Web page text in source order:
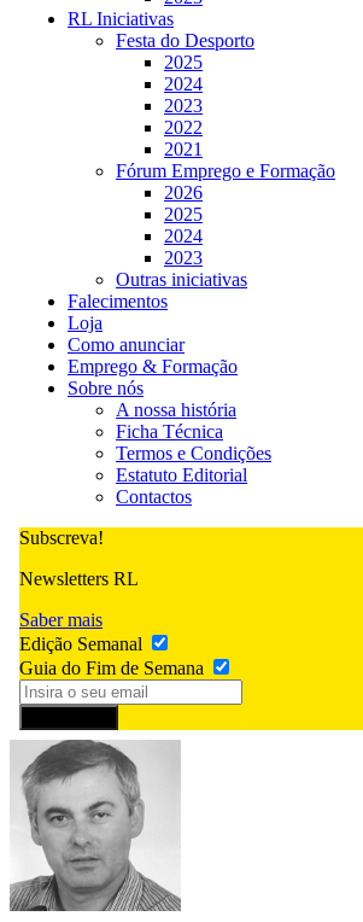
RL Iniciativas
Festa do Desporto
2025
2024
2023
2022
2021
Fórum Emprego e Formação
2026
2025
2024
2023
Outras iniciativas
Falecimentos
Loja
Como anunciar
Emprego & Formação
Sobre nós
A nossa história
Ficha Técnica
Termos e Condições
Estatuto Editorial
Contactos
Subscreva!
Newsletters RL
Saber mais
Edição Semanal
Guia do Fim de Semana